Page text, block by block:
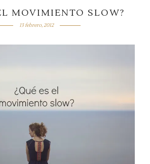
MOVIMIENTO SLOW?
13 febrero, 2012